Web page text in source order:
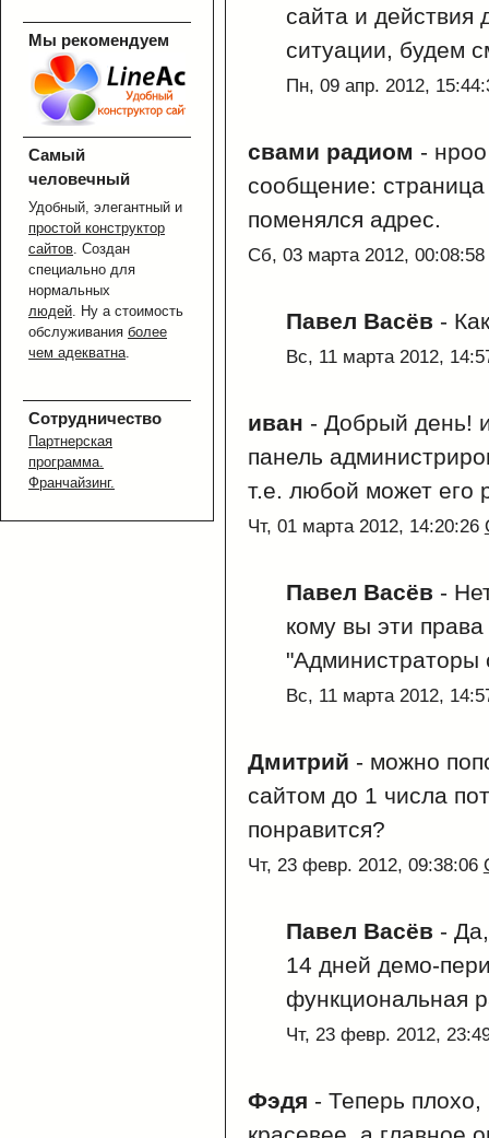
Мы рекомендуем
Самый
человечный
Удобный, элегантный и
простой конструктор
сайтов. Создан
специально для
нормальных
людей. Ну а стоимость
обслуживания более
чем адекватна.
Сотрудничество
Партнерская
программа.
Франчайзинг.
сайта и действия
ситуации, будем
Пн, 09 апр. 2012,
свами радиом -
сообщение:
поменялся адрес.
Сб, 03 марта 2012, 00:08:58
Павел Васёв -
Вс, 11 марта 2012,
иван - Добрый день!
панель
т.е. любой может его
Чт, 01 марта 2012, 14:20:26
Павел Васёв -
кому вы эти
"Администраторы
Вс, 11 марта 2012,
Дмитрий - можно
сайтом до 1 числа
понравится?
Чт, 23 февр. 2012, 09:38:06
Павел Васёв -
14 дней демо-
функциональная
Чт, 23 февр. 2012,
Фэдя - Теперь